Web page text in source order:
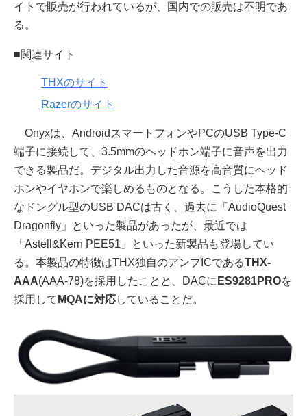
イトで販売が行われているが、国内での販売は不明であ
る。
■関連サイト
THXのサイト
Razerのサイト
Onyxは、AndroidスマートフォンやPCのUSB Type-C
端子に接続して、3.5mmのヘッドホン端子に音声を出力
できる製品だ。デジタル出力した音源を高音質にヘッド
ホンやイヤホンで楽しめるものとなる。こうした本格的
なドングル型のUSB DACは古く、過去に「AudioQuest
Dragonfly」といった製品があったが、最近では
「Astell&Kern PEE51」といった新製品も登場してい
る。本製品の特徴はTHX独自のアンプICであるTHX-
AAA(AAA-78)を採用したことと、DACに ES9281PROを
採用して MQAに対応していることだ。